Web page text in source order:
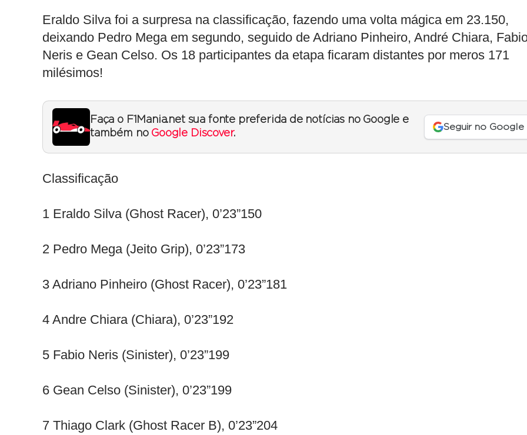
Eraldo Silva foi a surpresa na classificação, fazendo uma volta mágica em 23.150,
deixando Pedro Mega em segundo, seguido de Adriano Pinheiro, André Chiara,
Neris e Gean Celso. Os 18 participantes da etapa ficaram distantes por meros 171
milésimos!
Faça o F1Mania.net sua fonte preferida de notícias no Google e
também no Google Discover.
Seguir no Google
Classificação
1 Eraldo Silva (Ghost Racer), 0’23”150
2 Pedro Mega (Jeito Grip), 0’23”173
3 Adriano Pinheiro (Ghost Racer), 0’23”181
4 Andre Chiara (Chiara), 0’23”192
5 Fabio Neris (Sinister), 0’23”199
6 Gean Celso (Sinister), 0’23”199
7 Thiago Clark (Ghost Racer B), 0’23”204